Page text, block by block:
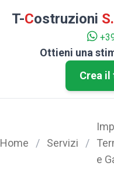
T-Costruzioni
Ottieni una
Crea
Home / Servizi /
e